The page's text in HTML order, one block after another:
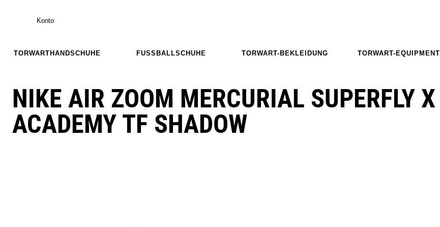
Konto
TORWARTHANDSCHUHE FUSSBALLSCHUHE TORWART-BEKLEIDUNG TORWART-EQUIPMENT
NIKE AIR ZOOM MERCURIAL SUPERFLY X
ACADEMY TF SHADOW